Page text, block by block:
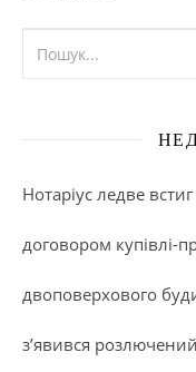
Нотаріус ледве
договором купівлі-
двоповерхового
з’явився